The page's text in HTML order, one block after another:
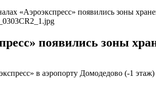
«Аэроэкспресс» появились зоны
появились зоны
в аэропорту Домодедово (-1